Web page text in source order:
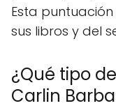
Esta
sus libros y del
¿Qué tipo
Carlin